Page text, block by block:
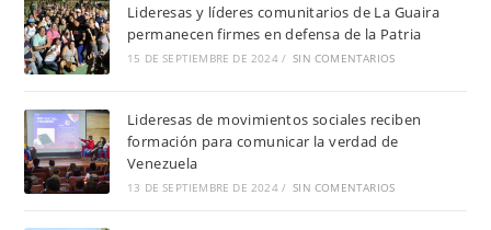
Lideresas y líderes comunitarios de La Guaira
permanecen firmes en defensa de la Patria
15 DE SEPTIEMBRE DE 2024 / SIN COMENTARIOS
Lideresas de movimientos sociales reciben
formación para comunicar la verdad de
Venezuela
13 DE SEPTIEMBRE DE 2024 / SIN COMENTARIOS